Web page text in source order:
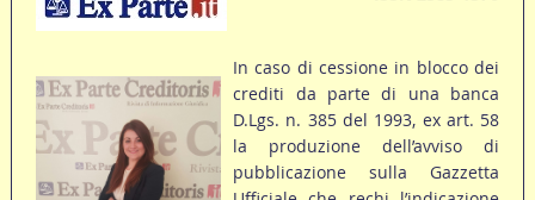
In caso di cessione in blocco dei
crediti da parte di una banca
D.Lgs. n. 385 del 1993, ex art. 58
la produzione dell’avviso di
pubblicazione sulla Gazzetta